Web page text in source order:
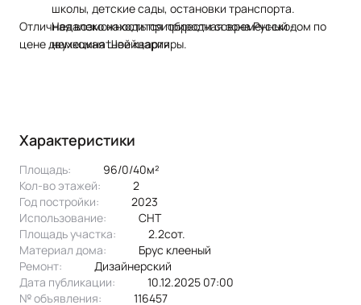
школы, детские сады, остановки транспорта.
Недалеко находится природная зона Русско-
немецкая Швейцария.
Отличная возможность приобрести современный дом по
цене двухкомнатной квартиры.
Характеристики
Площадь:
96/0/40м²
Кол-во этажей:
2
Год постройки:
2023
Использование:
СНТ
Площадь участка:
2.2сот.
Материал дома:
брус клееный
Ремонт:
Дизайнерский
Дата публикации:
10.12.2025 07:00
№ объявления:
116457